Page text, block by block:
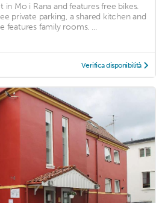
in Mo i Rana and features free bikes.
private parking, a shared kitchen and
features family rooms. ...
Verifica disponibilità